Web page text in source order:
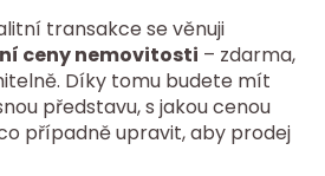
transakce se věnuji
ceny nemovitosti – zdarma,
Díky tomu budete mít
představu, s jakou cenou
případně upravit, aby prodej